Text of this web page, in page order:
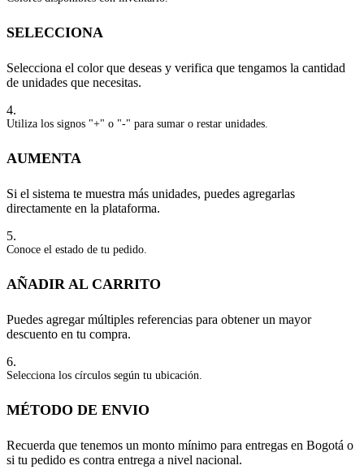
SELECCIONA
Selecciona el color que deseas y verifica que tengamos la cantidad
de unidades que necesitas.
4.
Utiliza los signos "+" o "-" para sumar o restar unidades.
AUMENTA
Si el sistema te muestra más unidades, puedes agregarlas
directamente en la plataforma.
5.
Conoce el estado de tu pedido.
AÑADIR AL CARRITO
Puedes agregar múltiples referencias para obtener un mayor
descuento en tu compra.
6.
Selecciona los círculos según tu ubicación.
MÉTODO DE ENVIO
Recuerda que tenemos un monto mínimo para entregas en Bogotá o
si tu pedido es contra entrega a nivel nacional.